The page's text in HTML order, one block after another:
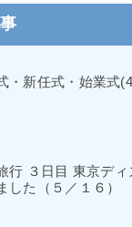
・新任式・始業式
行 ３日目 東京ディ
した（５／１６）